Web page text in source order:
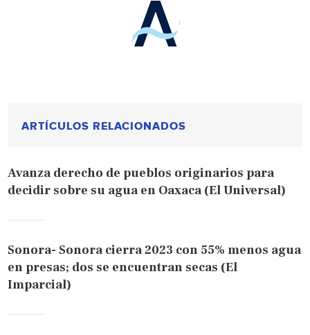
ARTÍCULOS RELACIONADOS
Avanza derecho de pueblos originarios para
decidir sobre su agua en Oaxaca (El Universal)
Sonora- Sonora cierra 2023 con 55% menos agua
en presas; dos se encuentran secas (El
Imparcial)